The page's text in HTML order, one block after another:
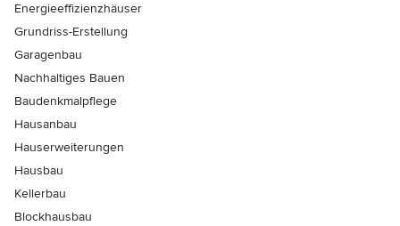
Energieeffizienzhäuser
Grundriss-Erstellung
Garagenbau
Nachhaltiges Bauen
Baudenkmalpflege
Hausanbau
Hauserweiterungen
Hausbau
Kellerbau
Blockhausbau